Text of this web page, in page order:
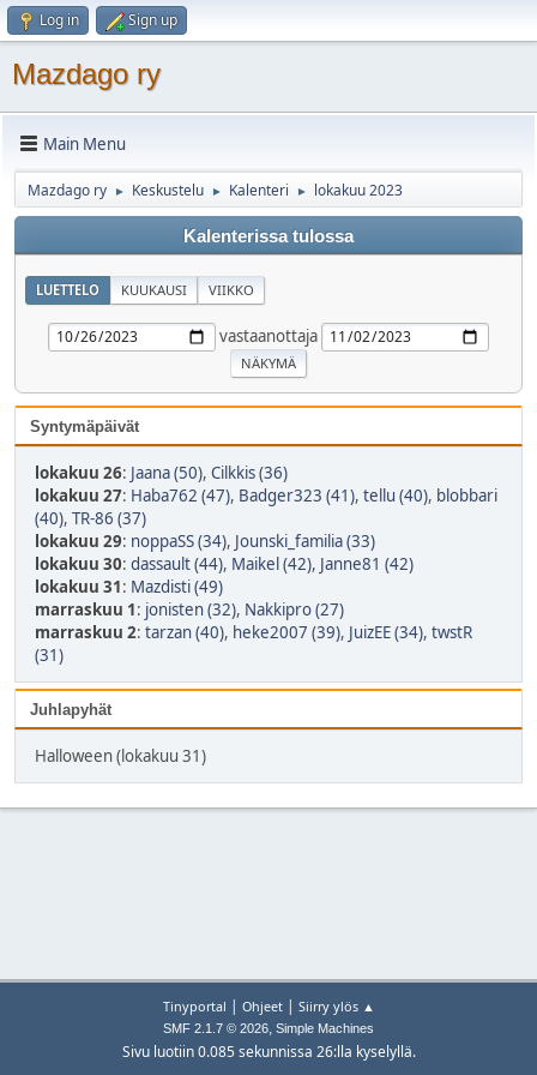
Log in Sign up
Mazdago ry
Main Menu
Mazdago ry ► Keskustelu ► Kalenteri ► lokakuu 2023
Kalenterissa tulossa
LUETTELO KUUKAUSI VIIKKO
vastaanottaja
Syntymäpäivät
lokakuu 26: Jaana (50), Cilkkis (36)
lokakuu 27: Haba762 (47), Badger323 (41), tellu (40), blobbari
(40), TR-86 (37)
lokakuu 29: noppaSS (34), Jounski_familia (33)
lokakuu 30: dassault (44), Maikel (42), Janne81 (42)
lokakuu 31: Mazdisti (49)
marraskuu 1: jonisten (32), Nakkipro (27)
marraskuu 2: tarzan (40), heke2007 (39), JuizEE (34), twstR
(31)
Juhlapyhät
Halloween (lokakuu 31)
Tinyportal | Ohjeet| Siirry ylös ▲
SMF 2.1.7 © 2026, Simple Machines
Sivu luotiin 0.085 sekunnissa 26:lla kyselyllä.